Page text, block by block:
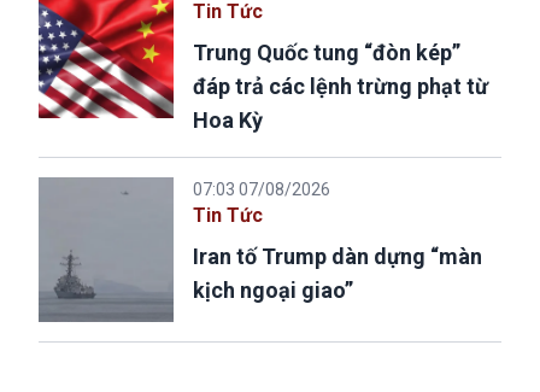
Tin Tức
Trung Quốc tung “đòn kép”
đáp trả các lệnh trừng phạt từ
Hoa Kỳ
07:03 07/08/2026
Tin Tức
Iran tố Trump dàn dựng “màn
kịch ngoại giao”